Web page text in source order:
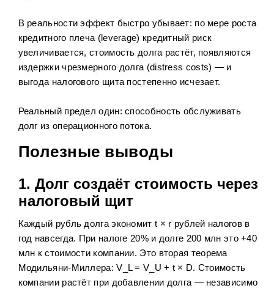
В реальности эффект быстро убывает: по мере роста
кредитного плеча (leverage) кредитный риск
увеличивается, стоимость долга растёт, появляются
издержки чрезмерного долга (distress costs) — и
выгода налогового щита постепенно исчезает.
Реальный предел один: способность обслуживать
долг из операционного потока.
Полезные выводы
1. Долг создаёт стоимость через
налоговый щит
Каждый рубль долга экономит t × r рублей налогов в
год навсегда. При налоге 20% и долге 200 млн это +40
млн к стоимости компании. Это вторая теорема
Модильяни-Миллера: V_L = V_U + t × D. Стоимость
компании растёт при добавлении долга — независимо